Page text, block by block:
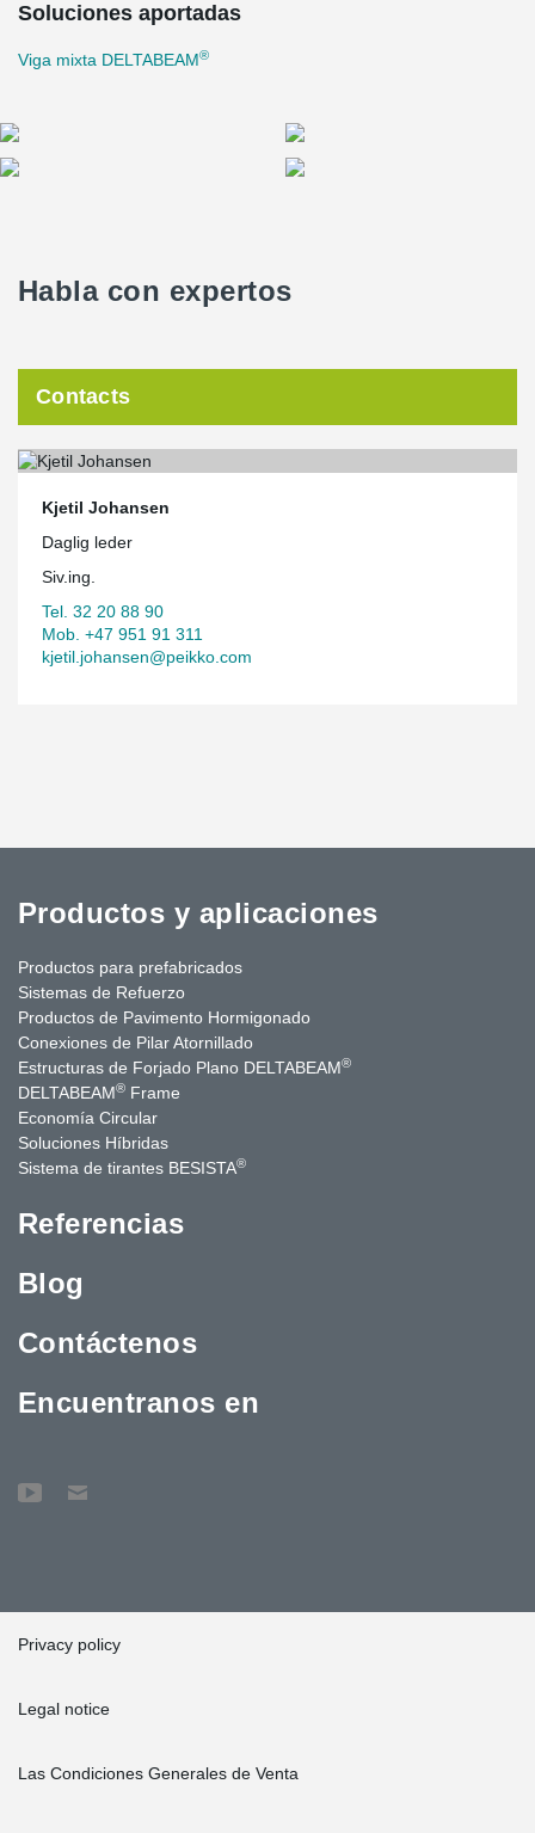
Soluciones aportadas
Viga mixta DELTABEAM®
Habla con expertos
Contacts
Kjetil Johansen
Daglig leder
Siv.ing.
Tel. 32 20 88 90
Mob. +47 951 91 311
kjetil.johansen@peikko.com
Productos y aplicaciones
Productos para prefabricados
Sistemas de Refuerzo
Productos de Pavimento Hormigonado
Conexiones de Pilar Atornillado
Estructuras de Forjado Plano DELTABEAM®
DELTABEAM® Frame
Economía Circular
Soluciones Híbridas
Sistema de tirantes BESISTA®
Referencias
Blog
Contáctenos
Encuentranos en
Privacy policy
Legal notice
Las Condiciones Generales de Venta